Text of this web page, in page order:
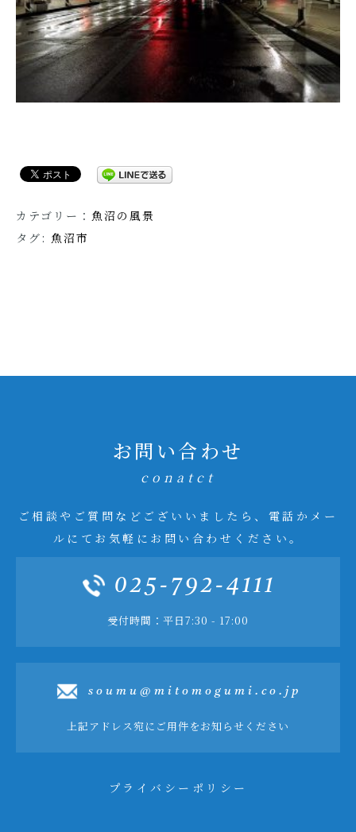
カテゴリー： 魚沼の風景
タグ: 魚沼市
お問い合わせ
conatct
ご相談やご質問などございいましたら、電話かメー
ルにてお気軽にお問い合わせください。
025-792-4111
受付時間：平日7:30 - 17:00
soumu@mitomogumi.co.jp
上記アドレス宛にご用件をお知らせください
プライバシーポリシー